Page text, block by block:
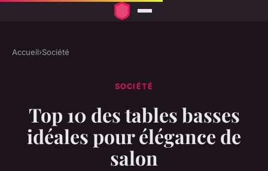
Accueil›Société
SOCIÉTÉ
Top 10 des tables basses
idéales pour élégance de
salon